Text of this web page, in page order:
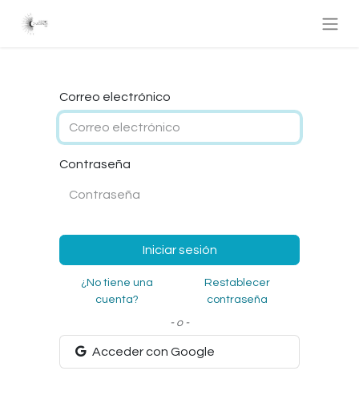
Correo electrónico
Contraseña
Iniciar sesión
¿No tiene una
cuenta?
Restablecer
contraseña
- o -
Acceder con Google